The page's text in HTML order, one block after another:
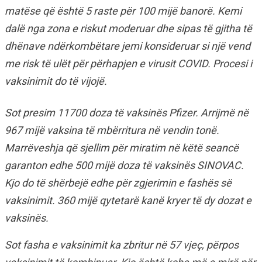
matëse që është 5 raste për 100 mijë banorë. Kemi
dalë nga zona e riskut moderuar dhe sipas të gjitha të
dhënave ndërkombëtare jemi konsideruar si një vend
me risk të ulët për përhapjen e virusit COVID. Procesi i
vaksinimit do të vijojë.
Sot presim 11700 doza të vaksinës Pfizer. Arrijmë në
967 mijë vaksina të mbërritura në vendin tonë.
Marrëveshja që sjellim për miratim në këtë seancë
garanton edhe 500 mijë doza të vaksinës SINOVAC.
Kjo do të shërbejë edhe për zgjerimin e fashës së
vaksinimit. 360 mijë qytetarë kanë kryer të dy dozat e
vaksinës.
Sot fasha e vaksinimit ka zbritur në 57 vjeç, përpos